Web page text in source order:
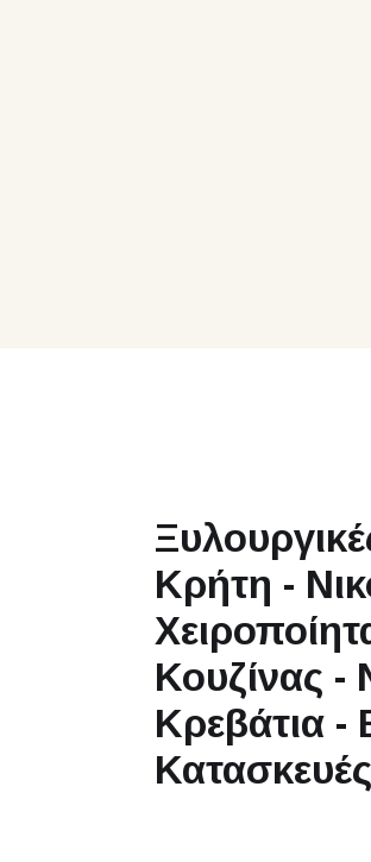
Κρήτη -
Κουζίνας -
Κρεβάτια -
Κατασκευές